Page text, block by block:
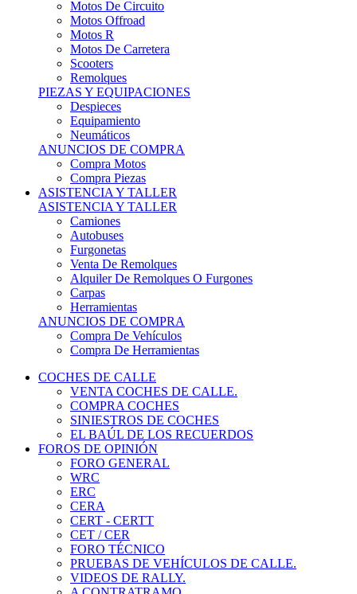
Motos R
Motos De Carretera
Scooters
Remolques
PIEZAS Y EQUIPACIONES
Despieces
Equipamiento
Neumáticos
ANUNCIOS DE COMPRA
Compra Motos
Compra Piezas
ASISTENCIA Y TALLER
ASISTENCIA Y TALLER
Camiones
Autobuses
Furgonetas
Venta De Remolques
Alquiler De Remolques O Furgones
Carpas
Herramientas
ANUNCIOS DE COMPRA
Compra De Vehículos
Compra De Herramientas
COCHES DE CALLE
VENTA COCHES DE CALLE.
COMPRA COCHES
SINIESTROS DE COCHES
EL BAÚL DE LOS RECUERDOS
FOROS DE OPINIÓN
FORO GENERAL
WRC
ERC
CERA
CERT - CERTT
CET / CER
FORO TÉCNICO
PRUEBAS DE VEHÍCULOS DE CALLE.
VIDEOS DE RALLY.
A CONTRATRAMO
TIENDA ONLINE